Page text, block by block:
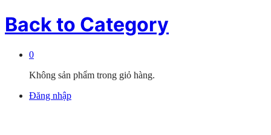
Back to Category
0
Không sản phẩm trong giỏ hàng.
Đăng nhập